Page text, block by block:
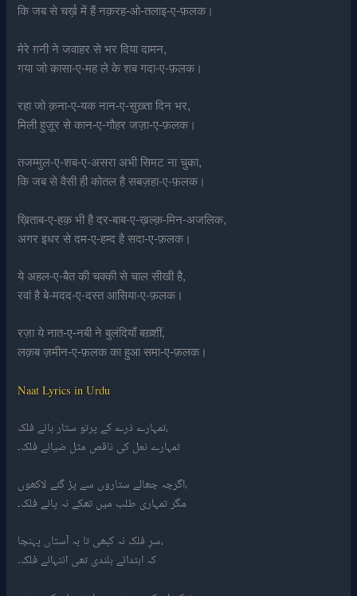
कि जब से चर्ख़ में हैं नक़रह-ओ-तलाइ-ए-फ़लक।
मेरे ग़नी ने जवाहर से भर दिया दामन,
गया जो कासा-ए-मह ले के शब गदा-ए-फ़लक।
रहा जो क़ना-ए-यक नान-ए-सुख़्ता दिन भर,
मिली हुज़ूर से कान-ए-गौहर जज़ा-ए-फ़लक।
तजम्मुल-ए-शब-ए-असरा अभी सिमट ना चुका,
कि जब से वैसी ही कोतल है सबज़हा-ए-फ़लक।
ख़िताब-ए-हक़ भी है दर-बाब-ए-ख़ल्क़-मिन-अजलिक,
अगर इधर से दम-ए-हम्द है सदा-ए-फ़लक।
ये अहल-ए-बैत की चक्की से चाल सीखी है,
रवां है बे-मदद-ए-दस्त आसिया-ए-फ़लक।
रज़ा ये नात-ए-नबी ने बुलंदियाँ बख़्शीं,
लक़ब ज़मीन-ए-फ़लक का हुआ समा-ए-फ़लक।
Naat Lyrics in Urdu
تمہارے ذرے کے پرتو ستار ہائے فلک،
تمہارے نعل کی ناقص مثل ضیائے فلک۔
اگرچہ چھالے ستاروں سے پڑ گئے لاکھوں،
مگر تمہاری طلب میں تھکے نہ پائے فلک۔
سرِ فلک نہ کبھی تا بہ آستاں پہنچا،
کہ ابتدائے بلندی تھی انتہائے فلک۔